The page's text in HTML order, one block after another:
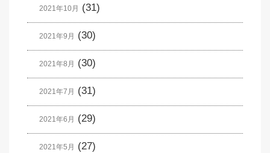
2021年10月 (31)
2021年9月 (30)
2021年8月 (30)
2021年7月 (31)
2021年6月 (29)
2021年5月 (27)